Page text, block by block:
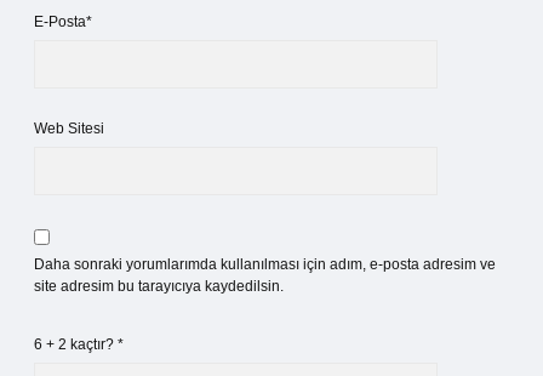
E-Posta*
Web Sitesi
Daha sonraki yorumlarımda kullanılması için adım, e-posta adresim ve
site adresim bu tarayıcıya kaydedilsin.
6 + 2 kaçtır? *